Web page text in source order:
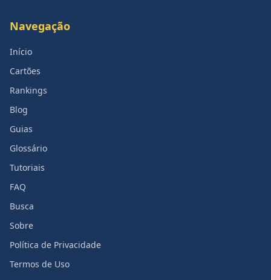
Navegação
Início
Cartões
Rankings
Blog
Guias
Glossário
Tutoriais
FAQ
Busca
Sobre
Política de Privacidade
Termos de Uso